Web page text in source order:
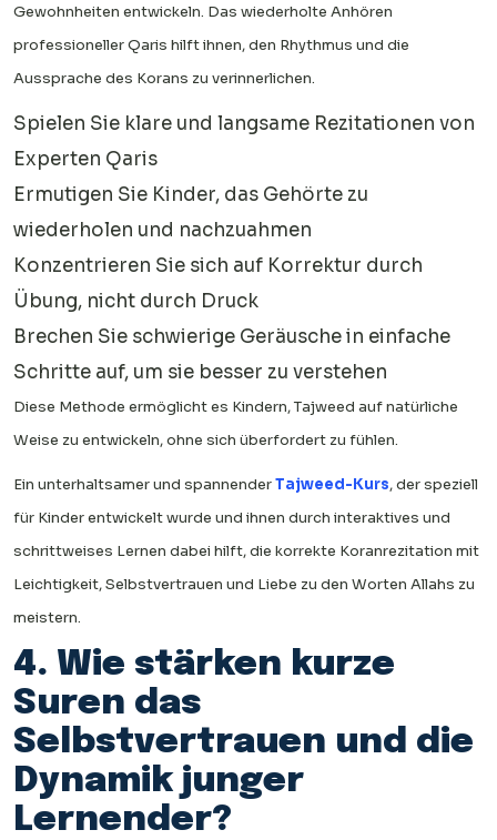
Gewohnheiten entwickeln. Das wiederholte Anhören
professioneller Qaris hilft ihnen, den Rhythmus und die
Aussprache des Korans zu verinnerlichen.
Spielen Sie klare und langsame Rezitationen von
Experten Qaris
Ermutigen Sie Kinder, das Gehörte zu
wiederholen und nachzuahmen
Konzentrieren Sie sich auf Korrektur durch
Übung, nicht durch Druck
Brechen Sie schwierige Geräusche in einfache
Schritte auf, um sie besser zu verstehen
Diese Methode ermöglicht es Kindern, Tajweed auf natürliche
Weise zu entwickeln, ohne sich überfordert zu fühlen.
Ein unterhaltsamer und spannenderTajweed-Kurs, der speziell
für Kinder entwickelt wurde und ihnen durch interaktives und
schrittweises Lernen dabei hilft, die korrekte Koranrezitation mit
Leichtigkeit, Selbstvertrauen und Liebe zu den Worten Allahs zu
meistern.
4. Wie stärken kurze
Suren das
Selbstvertrauen und die
Dynamik junger
Lernender?